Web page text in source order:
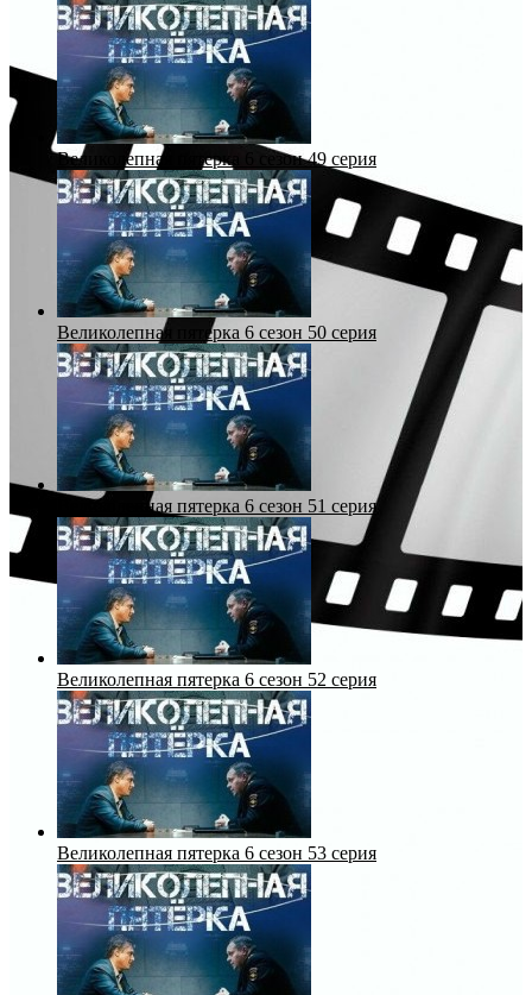
Великолепная пятерка 6 сезон 49 серия
Великолепная пятерка 6 сезон 50 серия
Великолепная пятерка 6 сезон 51 серия
Великолепная пятерка 6 сезон 52 серия
Великолепная пятерка 6 сезон 53 серия